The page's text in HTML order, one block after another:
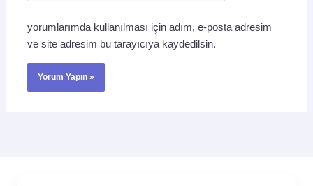
yorumlarımda kullanılması için adım, e-posta adresim
ve site adresim bu tarayıcıya kaydedilsin.